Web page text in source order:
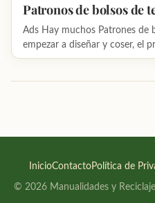
Patronos de bolsos de
Ads Hay muchos Patrones de
empezar a diseñar y coser, el
InicioContactoPolítica de
© 2026 Manualidades y